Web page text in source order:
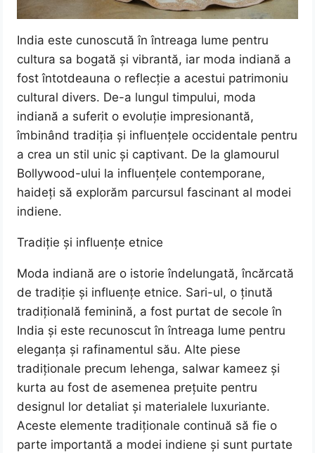
India este cunoscută în întreaga lume pentru
cultura sa bogată și vibrantă, iar moda indiană a
fost întotdeauna o reflecție a acestui patrimoniu
cultural divers. De-a lungul timpului, moda
indiană a suferit o evoluție impresionantă,
îmbinând tradiția și influențele occidentale pentru
a crea un stil unic și captivant. De la glamourul
Bollywood-ului la influențele contemporane,
haideți să explorăm parcursul fascinant al modei
indiene.
Tradiție și influențe etnice
Moda indiană are o istorie îndelungată, încărcată
de tradiție și influențe etnice. Sari-ul, o ținută
tradițională feminină, a fost purtat de secole în
India și este recunoscut în întreaga lume pentru
eleganța și rafinamentul său. Alte piese
tradiționale precum lehenga, salwar kameez și
kurta au fost de asemenea prețuite pentru
designul lor detaliat și materialele luxuriante.
Aceste elemente tradiționale continuă să fie o
parte importantă a modei indiene și sunt purtate